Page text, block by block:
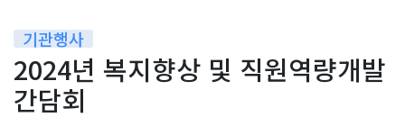
기관행사
2024년 복지향상 및 직원역량개발
간담회